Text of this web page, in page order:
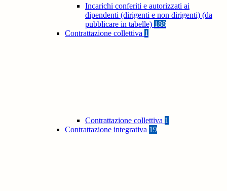
Incarichi conferiti e autorizzati ai
dipendenti (dirigenti e non dirigenti) (da
pubblicare in tabelle) 188
Contrattazione collettiva 1
Contrattazione collettiva 1
Contrattazione integrativa 19